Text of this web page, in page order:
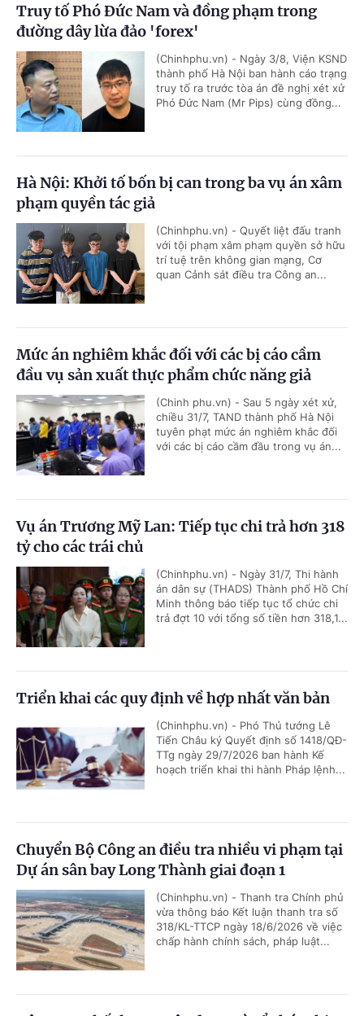
Truy tố Phó Đức Nam và đồng phạm trong
đường dây lừa đảo 'forex'
(Chinhphu.vn) - Ngày 3/8, Viện KSND
thành phố Hà Nội ban hành cáo trạng
truy tố ra trước tòa án đề nghị xét xử
Phó Đức Nam (Mr Pips) cùng đồng...
Hà Nội: Khởi tố bốn bị can trong ba vụ án xâm
phạm quyền tác giả
(Chinhphu.vn) - Quyết liệt đấu tranh
với tội phạm xâm phạm quyền sở hữu
trí tuệ trên không gian mạng, Cơ
quan Cảnh sát điều tra Công an...
Mức án nghiêm khắc đối với các bị cáo cầm
đầu vụ sản xuất thực phẩm chức năng giả
(Chinh phu.vn) - Sau 5 ngày xét xử,
chiều 31/7, TAND thành phố Hà Nội
tuyên phạt mức án nghiêm khắc đối
với các bị cáo cầm đầu trong vụ án...
Vụ án Trương Mỹ Lan: Tiếp tục chi trả hơn 318
tỷ cho các trái chủ
(Chinhphu.vn) - Ngày 31/7, Thi hành
án dân sự (THADS) Thành phố Hồ Chí
Minh thông báo tiếp tục tổ chức chi
trả đợt 10 với tổng số tiền hơn 318,1...
Triển khai các quy định về hợp nhất văn bản
(Chinhphu.vn) - Phó Thủ tướng Lê
Tiến Châu ký Quyết định số 1418/QĐ-
TTg ngày 29/7/2026 ban hành Kế
hoạch triển khai thi hành Pháp lệnh...
Chuyển Bộ Công an điều tra nhiều vi phạm tại
Dự án sân bay Long Thành giai đoạn 1
(Chinhphu.vn) - Thanh tra Chính phủ
vừa thông báo Kết luận thanh tra số
318/KL-TTCP ngày 18/6/2026 về việc
chấp hành chính sách, pháp luật...